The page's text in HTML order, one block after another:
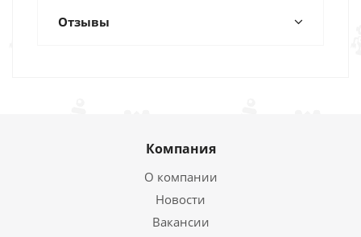
Отзывы
Компания
О компании
Новости
Вакансии